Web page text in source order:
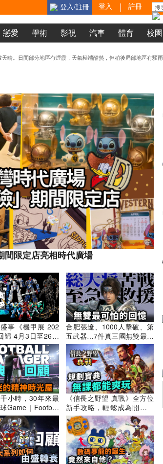
登入/註冊 登入 | 註冊 搜
戀愛 學術 影視 汽車 體育 校園
四字成語接龍(二)
2388978
龍 (2)
667577
文接龍 (二)
1965986
你愛唔愛帶人回家
QE 綠衫個阿
係
香港警察、香港醫生
工全部都唔夠我靚仔
我man型同潮！！！
哈！！！
間限定店亮相時代廣場
事《機甲展 202
歸 4月3日至26日
@香港《機甲展
合肥張遼、1000人擊破、第
五武器…7件真三國無雙最難
忘花邊趣事｜Dynasty Warrio
rs 三國無双系列秘密及趣聞
｜舊Game新知｜Uwants遊
戲講
小時，30年來最
Game｜Football
列經典回顧｜足
戲的起源與發展
戲系統介紹｜Uw
《信長之野望 真戰》全方位
新手攻略，輕鬆成為開服大
佬｜無課開荒測試 最佳規劃
路線｜遊戲攻略及心得｜手
機戰略遊戲｜Uwants遊戲講